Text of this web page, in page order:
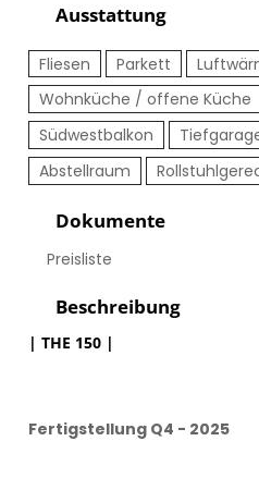
Beschreibung
| THE 150 |
Fertigstellung Q4 - 2025
Ausstattung
Fliesen Parkett
Wohnküche / offene Küche
Südwestbalkon
Abstellraum
Dokumente
Preisliste